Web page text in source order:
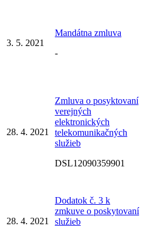
3. 5. 2021
Mandátna zmluva
-
28. 4. 2021
Zmluva o posyktovaní
verejných
elektronických
telekomunikačných
služieb
DSL12090359901
28. 4. 2021
Dodatok č. 3 k
zmkuve o poskytovaní
služieb